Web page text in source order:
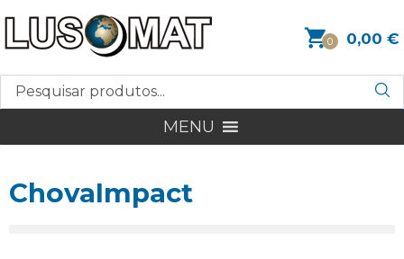
0 0,00 €
MENU
ChovaImpact